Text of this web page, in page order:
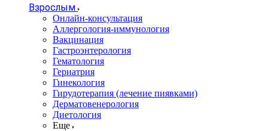
Взрослым
Онлайн-консультация
Аллергология-иммунология
Вакцинация
Гастроэнтерология
Гематология
Гериатрия
Гинекология
Гирудотерапия (лечение пиявками)
Дерматовенерология
Диетология
Еще